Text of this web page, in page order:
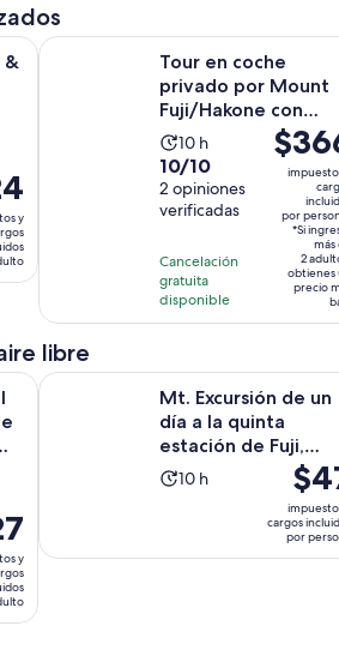
&
y
abrirá en una nueva pestaña
Tour en coche
privado por Mount
Fuji/Hakone con
Conductor/Guía
Inglés
La
actividad
dura
10
10 h
10.0
de
10
2
opiniones
10/10
2 opiniones
verificadas
Cancelación
gratuita
disponible
El
precio
es
de
$366.
por
por
*Si
más
2
obtienes
precio
Tour en coche privado por
libre
y
de ida y vuelta en autobús Se
Mt. Excursión de un
día a la quinta
estación de Fuji,
caminata de Oshino
Ha...
La
10
10 h
El
es
de
cargos
por
Mt. Excursión de un día a la